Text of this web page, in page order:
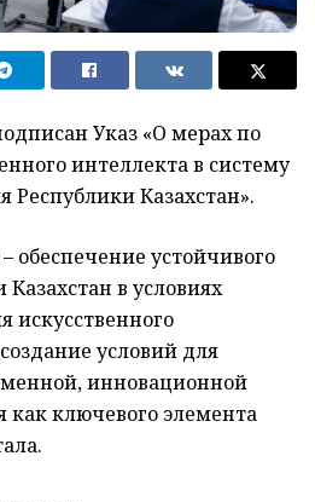
Указ «О мерах по
интеллекта в систему
Республики Казахстан».
обеспечение устойчивого
в условиях
искусственного
условий для
инновационной
как ключевого элемента